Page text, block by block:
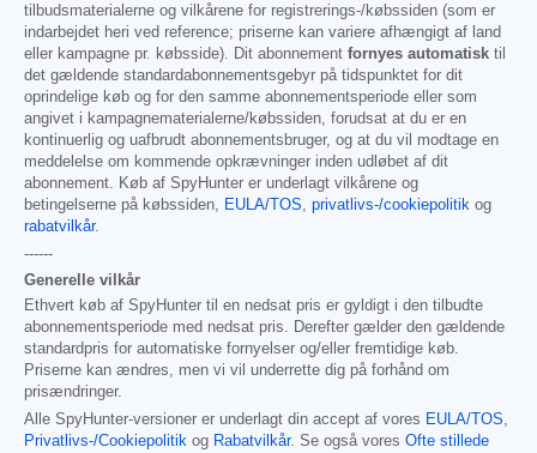
tilbudsmaterialerne og vilkårene for registrerings-/købssiden (som er
indarbejdet heri ved reference; priserne kan variere afhængigt af land
eller kampagne pr. købsside). Dit abonnement fornyes automatisk til
det gældende standardabonnementsgebyr på tidspunktet for dit
oprindelige køb og for den samme abonnementsperiode eller som
angivet i kampagnematerialerne/købssiden, forudsat at du er en
kontinuerlig og uafbrudt abonnementsbruger, og at du vil modtage en
meddelelse om kommende opkrævninger inden udløbet af dit
abonnement. Køb af SpyHunter er underlagt vilkårene og
betingelserne på købssiden, EULA/TOS, privatlivs-/cookiepolitik og
rabatvilkår.
------
Generelle vilkår
Ethvert køb af SpyHunter til en nedsat pris er gyldigt i den tilbudte
abonnementsperiode med nedsat pris. Derefter gælder den gældende
standardpris for automatiske fornyelser og/eller fremtidige køb.
Priserne kan ændres, men vi vil underrette dig på forhånd om
prisændringer.
Alle SpyHunter-versioner er underlagt din accept af vores EULA/TOS,
Privatlivs-/Cookiepolitik og Rabatvilkår. Se også vores Ofte stillede